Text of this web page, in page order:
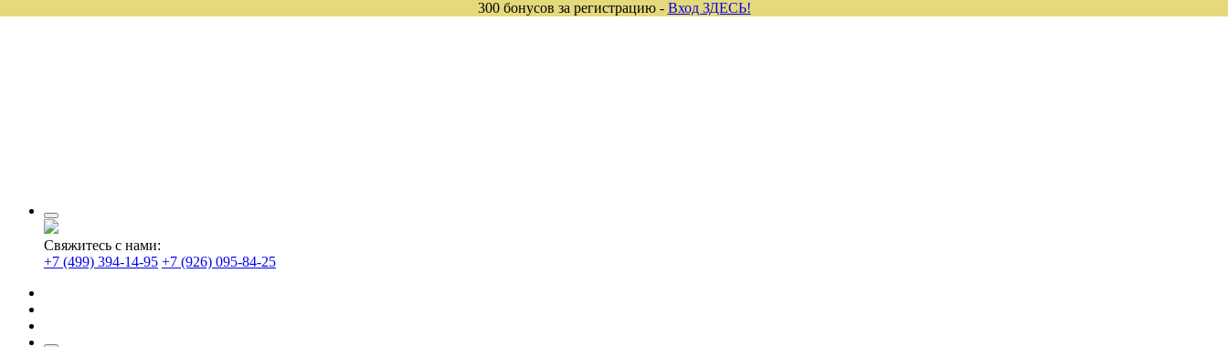
Свяжитесь с нами:
+7 (499) 394-14-95 +7 (926) 095-84-25
300 бонусов за регистрацию - Вход ЗДЕСЬ!